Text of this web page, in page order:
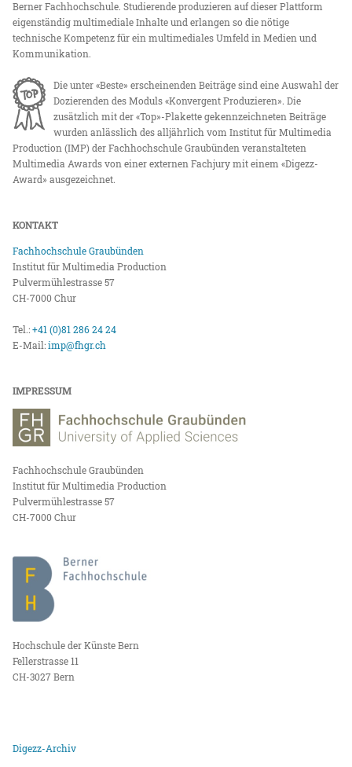
Berner Fachhochschule. Studierende produzieren auf dieser Plattform
eigenständig multimediale Inhalte und erlangen so die nötige
technische Kompetenz für ein multimediales Umfeld in Medien und
Kommunikation.
Die unter «Beste» erscheinenden Beiträge sind eine Auswahl der
Dozierenden des Moduls «Konvergent Produzieren». Die
zusätzlich mit der «Top»-Plakette gekennzeichneten Beiträge
wurden anlässlich des alljährlich vom Institut für Multimedia
Production (IMP) der Fachhochschule Graubünden veranstalteten
Multimedia Awards von einer externen Fachjury mit einem «Digezz-
Award» ausgezeichnet.
KONTAKT
Fachhochschule Graubünden
Institut für Multimedia Production
Pulvermühlestrasse 57
CH-7000 Chur
Tel.:+41 (0)81 286 24 24
E-Mail:imp@fhgr.ch
IMPRESSUM
Fachhochschule Graubünden
Institut für Multimedia Production
Pulvermühlestrasse 57
CH-7000 Chur
Hochschule der Künste Bern
Fellerstrasse 11
CH-3027 Bern
Digezz-Archiv